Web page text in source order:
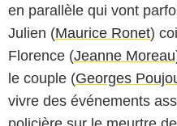
en parallèle qui vont
Julien (Maurice Ronet)
Florence (Jeanne Moreau
le couple (Georges
vivre des événements